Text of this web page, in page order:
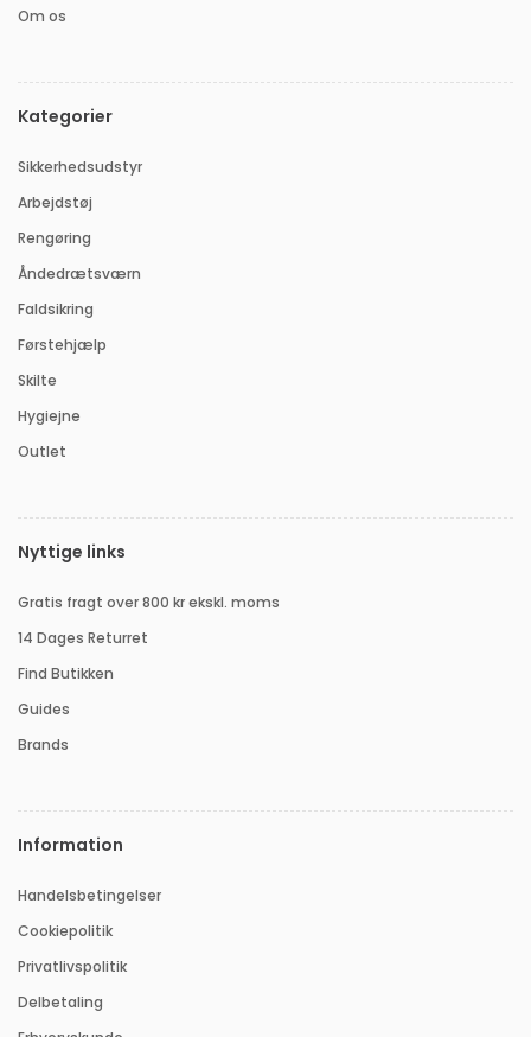
Om os
Kategorier
Sikkerhedsudstyr
Arbejdstøj
Rengøring
Åndedrætsværn
Faldsikring
Førstehjælp
Skilte
Hygiejne
Outlet
Nyttige links
Gratis fragt over 800 kr ekskl. moms
14 Dages Returret
Find Butikken
Guides
Brands
Information
Handelsbetingelser
Cookiepolitik
Privatlivspolitik
Delbetaling